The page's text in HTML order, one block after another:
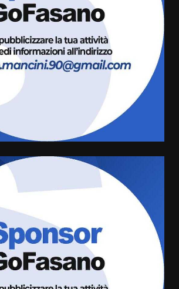
Fasanese ferito a colpi di arma
da fuoco
6 Agosto 2026 18:13
Carta d’identità: continua il piano
di aperture straordinarie del
Comune di Fasano
cittadina di Fratelli d’Italia,
pronta a tornare in Consiglio
comunale
6 Agosto 2026 08:00
Cura dei beni comuni e
cittadinanza attiva: online
l’avviso per la gestione
condivisa della Villetta di
Laureto